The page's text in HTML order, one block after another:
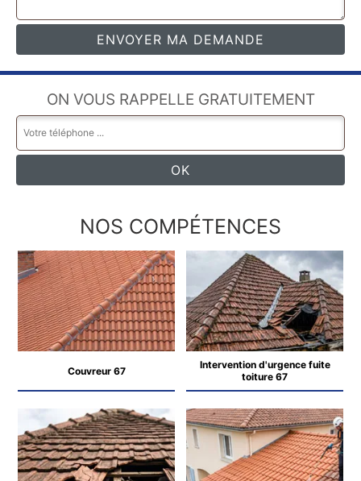
ON VOUS RAPPELLE GRATUITEMENT
NOS COMPÉTENCES
Couvreur 67
Intervention d'urgence fuite
toiture 67